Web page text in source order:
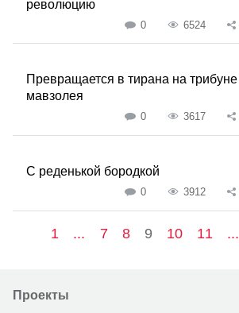
революцию
0 6524
Превращается в тирана на трибуне
мавзолея
0 3617
С реденькой бородкой
0 3912
1 ... 7 8 9 10 11 ...
Проекты